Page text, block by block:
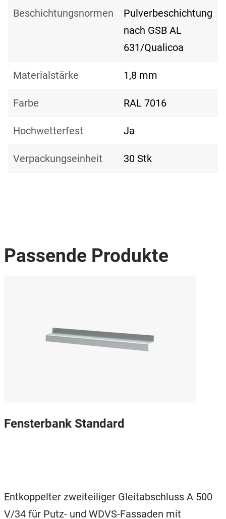
Beschichtungsnormen
Pulverbeschichtung
nach GSB AL
631/Qualicoa
Materialstärke 1,8 mm
Farbe RAL 7016
Hochwetterfest Ja
Verpackungseinheit 30 Stk
Passende Produkte
Fensterbank Standard
Entkoppelter zweiteiliger Gleitabschluss A 500
V/34 für Putz- und WDVS-Fassaden mit